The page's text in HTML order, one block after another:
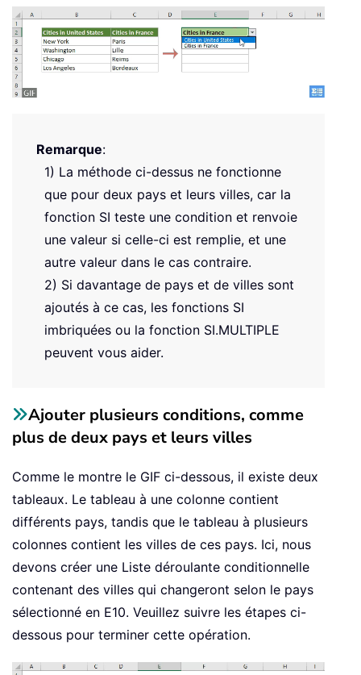
Remarque:
1) La méthode ci-dessus ne fonctionne
que pour deux pays et leurs villes, car la
fonction SI teste une condition et renvoie
une valeur si celle-ci est remplie, et une
autre valeur dans le cas contraire.
2) Si davantage de pays et de villes sont
ajoutés à ce cas, les fonctions SI
imbriquées ou la fonction SI.MULTIPLE
peuvent vous aider.
Ajouter plusieurs conditions, comme
plus de deux pays et leurs villes
Comme le montre le GIF ci-dessous, il existe deux
tableaux. Le tableau à une colonne contient
différents pays, tandis que le tableau à plusieurs
colonnes contient les villes de ces pays. Ici, nous
devons créer une Liste déroulante conditionnelle
contenant des villes qui changeront selon le pays
sélectionné en E10. Veuillez suivre les étapes ci-
dessous pour terminer cette opération.